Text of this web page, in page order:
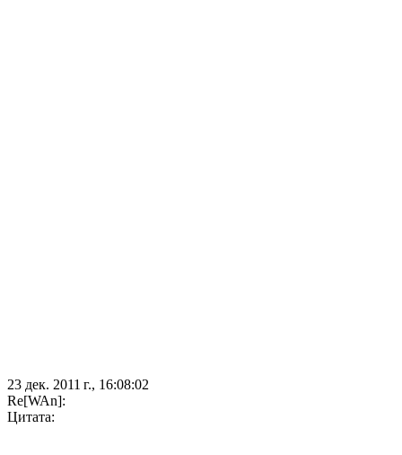
23 дек. 2011 г., 16:08:02
Re[WAn]:
Цитата: